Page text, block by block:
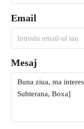
Email
Mesaj